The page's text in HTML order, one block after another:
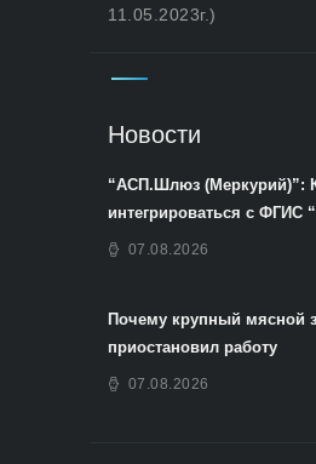
11.05.2023г.)
Новости
“АСП.Шлюз (Меркурий)”:
интегрироваться с ФГИС
07.08.2026
Почему крупный мясной
приостановил работу
07.08.2026